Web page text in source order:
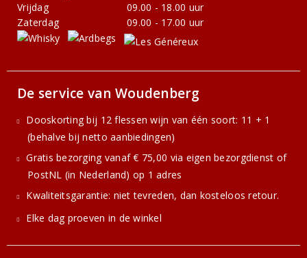
Vrijdag
09.00 - 18.00 uur
Zaterdag
09.00 - 17.00 uur
De service van Woudenberg
Dooskorting bij 12 flessen wijn van één soort: 11 + 1
(behalve bij netto aanbiedingen)
Gratis bezorging vanaf € 75,00 via eigen bezorgdienst of
PostNL (in Nederland) op 1 adres
Kwaliteitsgarantie: niet tevreden, dan kosteloos retour.
Elke dag proeven in de winkel